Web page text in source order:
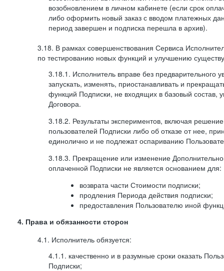
возобновлением в личном кабинете (если срок
либо оформить новый заказ с вводом платежных
период завершен и подписка перешла в архив).
3.18. В рамках совершенствования Сервиса
по тестированию новых функций и улучшению
3.18.1. Исполнитель вправе без предварительного
запускать, изменять, приостанавливать и
функций Подписки, не входящих в базовый состав,
Договора.
3.18.2. Результаты экспериментов, включая
пользователей Подписки либо об отказе от нее,
единолично и не подлежат оспариванию
3.18.3. Прекращение или изменение
оплаченной Подписки не является основанием для:
возврата части Стоимости подписки;
продления Периода действия подписки;
предоставления Пользователю иной
4. Права и обязанности сторон
4.1. Исполнитель обязуется:
4.1.1. качественно и в разумные сроки оказать
Подписки;